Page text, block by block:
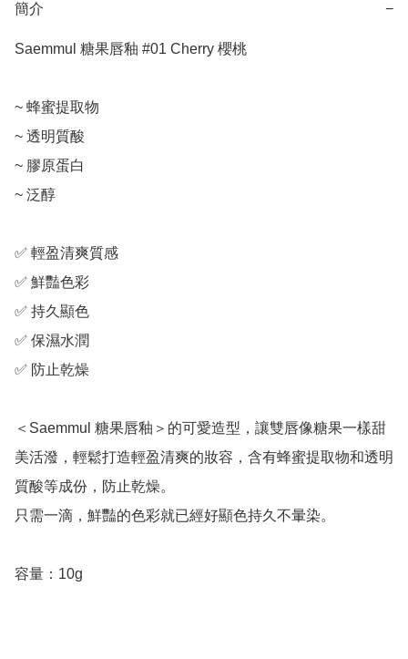
簡介 −
Saemmul 糖果唇釉 #01 Cherry 櫻桃
~ 蜂蜜提取物
~ 透明質酸
~ 膠原蛋白
~ 泛醇
✅ 輕盈清爽質感
✅ 鮮豔色彩
✅ 持久顯色
✅ 保濕水潤
✅ 防止乾燥
＜Saemmul 糖果唇釉＞的可愛造型，讓雙唇像糖果一樣甜
美活潑，輕鬆打造輕盈清爽的妝容，含有蜂蜜提取物和透明
質酸等成份，防止乾燥。
只需一滴，鮮豔的色彩就已經好顯色持久不暈染。
容量：10g